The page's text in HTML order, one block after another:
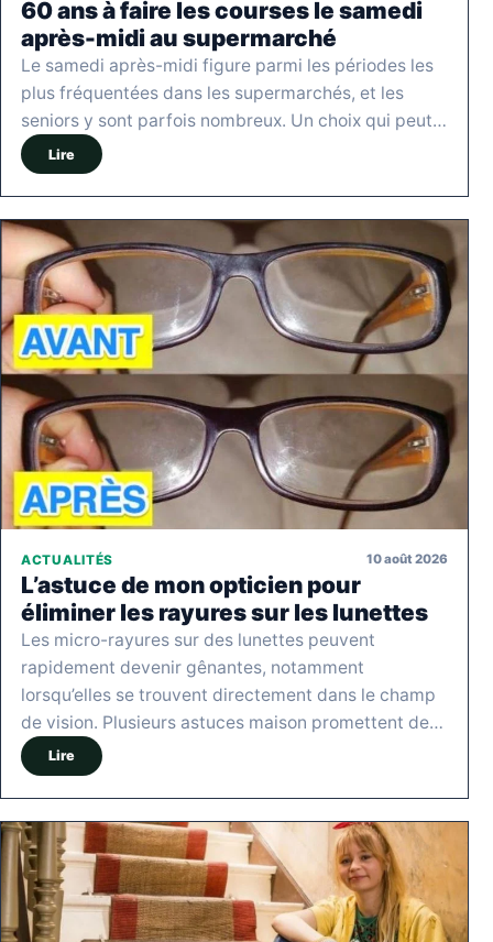
60 ans à faire les courses le samedi
après-midi au supermarché
Le samedi après-midi figure parmi les périodes les
plus fréquentées dans les supermarchés, et les
seniors y sont parfois nombreux. Un choix qui peut…
Lire
ACTUALITÉS 10 août 2026
L’astuce de mon opticien pour
éliminer les rayures sur les lunettes
Les micro-rayures sur des lunettes peuvent
rapidement devenir gênantes, notamment
lorsqu’elles se trouvent directement dans le champ
de vision. Plusieurs astuces maison promettent de…
Lire